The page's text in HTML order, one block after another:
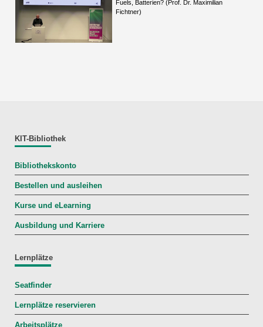
Fuels, Batterien? (Prof. Dr. Maximilian
Fichtner)
KIT-Bibliothek
Bibliothekskonto
Bestellen und ausleihen
Kurse und eLearning
Ausbildung und Karriere
Lernplätze
Seatfinder
Lernplätze reservieren
Arbeitsplätze